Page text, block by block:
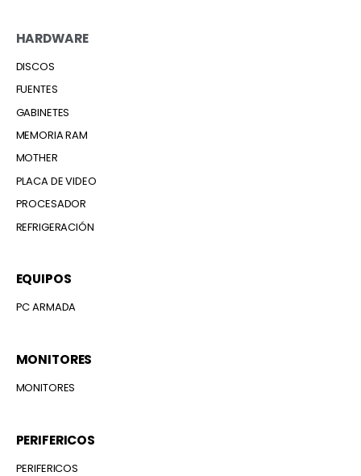
HARDWARE
DISCOS
FUENTES
GABINETES
MEMORIA RAM
MOTHER
PLACA DE VIDEO
PROCESADOR
REFRIGERACIÓN
EQUIPOS
PC ARMADA
MONITORES
MONITORES
PERIFERICOS
PERIFERICOS